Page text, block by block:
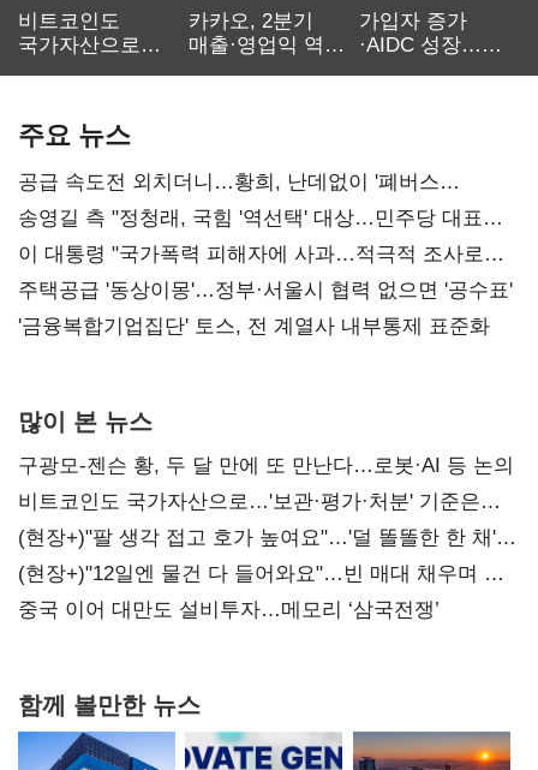
비트코인도
국가자산으로…'
카카오, 2분기
매출·영업익 역대
가입자 증가
·AIDC 성장…
주요 뉴스
공급 속도전 외치더니…황희, 난데없이 '폐버스
리모델링' 제안
송영길 측 "정청래, 국힘 '역선택' 대상…민주당 대표로
총선 지휘 못해"
이 대통령 "국가폭력 피해자에 사과…적극적 조사로
진실 밝혀야"
주택공급 '동상이몽'…정부·서울시 협력 없으면 '공수표'
'금융복합기업집단' 토스, 전 계열사 내부통제 표준화
많이 본 뉴스
구광모-젠슨 황, 두 달 만에 또 만난다…로봇·AI 등 논의
비트코인도 국가자산으로…'보관·평가·처분' 기준은
숙제
(현장+)"팔 생각 접고 호가 높여요"…'덜 똘똘한 한 채'
20억 키맞추기
(현장+)"12일엔 물건 다 들어와요"…빈 매대 채우며 문
연 홈플러스
중국 이어 대만도 설비투자…메모리 ‘삼국전쟁’
함께 볼만한 뉴스